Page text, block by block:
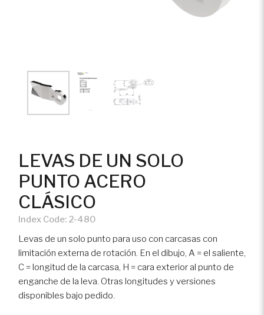
Telecomunicaciones y
Sector marítimo
Maquinaria fuera de carretera
energía
Vehículos deportivos
motorizados
Doors/Windows/Lockers
Vision Home™
and accessories
LEVAS DE UN SOLO
PUNTO ACERO
CLÁSICO
Index Code: 2-480
Levas de un solo punto para uso con carcasas con
limitación externa de rotación. En el dibujo, A = el saliente,
C = longitud de la carcasa, H = cara exterior al punto de
enganche de la leva. Otras longitudes y versiones
disponibles bajo pedido.